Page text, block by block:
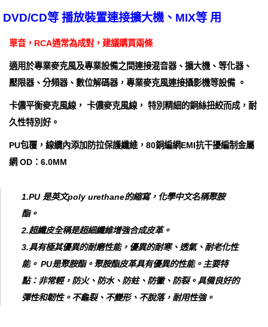
DVD/CD等 播放裝置連接擴大機、MIX等 用
單音，RCA通常為成對，建議購買兩條
適用於專業麥克風及專業設備之間連接混音器、擴大機、等化器、
壓限器、分頻器、數位解碼器，專業麥克風連接攝影機等設備 。
卡儂平衡麥克風線， 卡儂麥克風線， 特別精細的銅絲扭絞而成，耐
久性特別好。
PU包覆，線纜內添加防拉保護纖維，80銅編網EMI抗干擾編制金屬
網 OD：6.0MM
1.PU 是英文poly urethane的縮寫，化學中文名稱聚胺
酯。
2.超纖皮全稱是超細纖維增強合成皮革。
3.具有極其優異的耐磨性能，優異的耐寒、透氣、耐老化性
能。 PU是聚胺酯。聚胺酯皮革具有優異的性能。主要特
點：非常輕，防火、防水、防蛀、防黴、防裂。具備良好的
彈性和韌性。不龜裂、不變形、不脫落，耐用性強。